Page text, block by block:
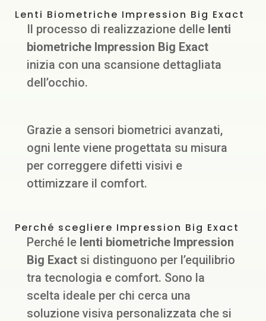
Lenti Biometriche Impression Big Exact
Il processo di realizzazione delle lenti
biometriche Impression Big Exact
inizia con una scansione dettagliata
dell’occhio.
Grazie a sensori biometrici avanzati,
ogni lente viene progettata su misura
per correggere difetti visivi e
ottimizzare il comfort.
Perché scegliere Impression Big Exact
Perché le lenti biometriche Impression
Big Exact si distinguono per l’equilibrio
tra tecnologia e comfort. Sono la
scelta ideale per chi cerca una
soluzione visiva personalizzata che si